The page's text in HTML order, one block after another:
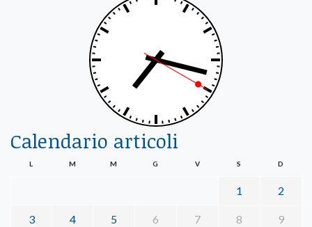
Calendario articoli
L M M G V S D
1 2
3 4 5 6 7 8 9